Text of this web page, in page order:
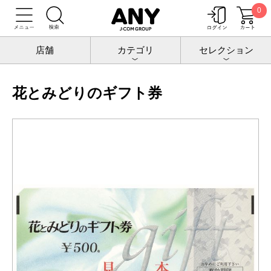
0
店舗 カテゴリ セレクション
トップ チケットポート
ギフトカード
花とみどりのギフト券
花とみどりのギフト券